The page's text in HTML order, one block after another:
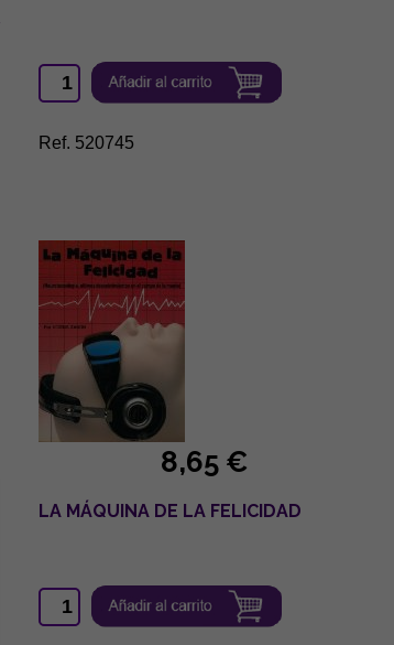
Ref. 520745
8,65 €
LA MÁQUINA DE LA FELICIDAD